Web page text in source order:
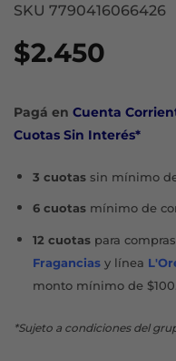
SKU 7790416066426
$2.450
Pagá en Cuenta
Cuotas Sin Interés*
3 cuotassin mínimo
6 cuotasmínimo de
12 cuotaspara
Fraganciasy línea
monto mínimo de
*Sujeto a condiciones del